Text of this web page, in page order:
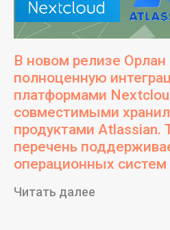
В новом релизе Орлан
полноценную
платформами
совместимыми
продуктами Atlassian.
перечень
операционных
Читать далее